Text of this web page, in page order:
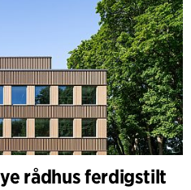
rådhus ferdigstilt